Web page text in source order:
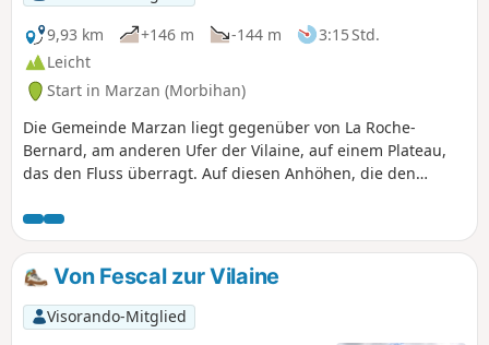
9,93 km
+146 m -144 m
3:15 Std.
Leicht
Start in Marzan (Morbihan)
Die Gemeinde Marzan liegt gegenüber von La Roche-
Bernard, am anderen Ufer der Vilaine, auf einem Plateau,
das den Fluss überragt. Auf diesen Anhöhen, die den
mehrerer Windmühlen. Bäche haben den Fels ausgehöhlt
und fließen nun in den Tälern. Dort, wo es möglich war, sie
zu stauen, wurden Wassermühlen errichtet. Die
vorgeschlagene Route führt durch eine
abwechslungsreiche und angenehme Landschaft von einer
Mühle zur nächsten.
Von Fescal zur Vilaine
Visorando-Mitglied